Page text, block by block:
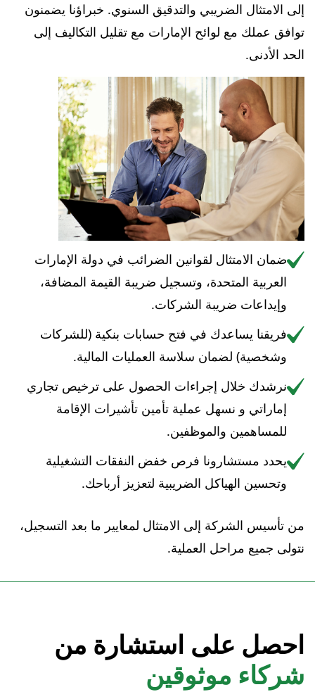
إلى الامتثال الضريبي والتدقيق السنوي. خبراؤنا يضمنون
توافق عملك مع لوائح الإمارات مع تقليل التكاليف إلى
الحد الأدنى.
ضمان الامتثال لقوانين الضرائب في دولة الإمارات
العربية المتحدة، وتسجيل ضريبة القيمة المضافة،
وإيداعات ضريبة الشركات.
فريقنا يساعدك في فتح حسابات بنكية (للشركات
وشخصية) لضمان سلاسة العمليات المالية.
نرشدك خلال إجراءات الحصول على ترخيص تجاري
إماراتي و نسهل عملية تأمين تأشيرات الإقامة
للمساهمين والموظفين.
يحدد مستشارونا فرص خفض النفقات التشغيلية
وتحسين الهياكل الضريبية لتعزيز أرباحك.
من تأسيس الشركة إلى الامتثال لمعايير ما بعد التسجيل،
نتولى جميع مراحل العملية.
احصل على استشارة من
شركاء موثوقين